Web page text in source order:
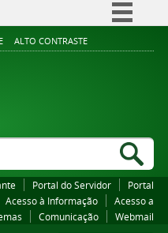
Simplifique!
Legislação
ALTO CONTRASTE
Portal do Servidor
Portal
Acesso à Informação
Acesso a
Comunicação Webmail